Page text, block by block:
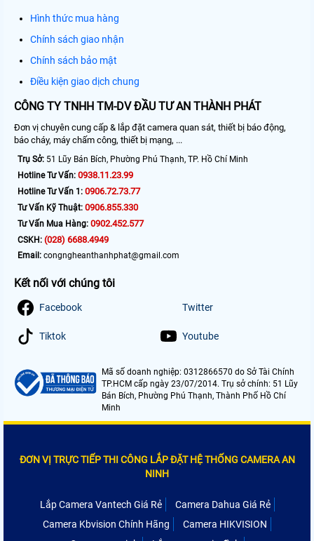
Hình thức mua hàng
Chính sách giao nhận
Chính sách bảo mật
Điều kiện giao dịch chung
CÔNG TY TNHH TM-DV ĐẦU TƯ AN THÀNH PHÁT
Đơn vị chuyên cung cấp & lắp đặt camera quan sát, thiết bị báo động,
báo cháy, máy chấm công, thiết bị mạng, ...
Trụ Sở: 51 Lũy Bán Bích, Phường Phú Thạnh, TP. Hồ Chí Minh
Hotline Tư Vấn: 0938.11.23.99
Hotline Tư Vấn 1: 0906.72.73.77
Tư Vấn Kỹ Thuật: 0906.855.330
Tư Vấn Mua Hàng: 0902.452.577
CSKH: (028) 6688.4949
Email: congngheanthanhphat@gmail.com
Kết nối với chúng tôi
Facebook Twitter
Tiktok Youtube
Mã số doanh nghiệp: 0312866570 do Sở Tài Chính
TP.HCM cấp ngày 23/07/2014. Trụ sở chính: 51 Lũy
Bán Bích, Phường Phú Thạnh, Thành Phố Hồ Chí
Minh
ĐƠN VỊ TRỰC TIẾP THI CÔNG LẮP ĐẶT HỆ THỐNG CAMERA AN
NINH
Lắp Camera Vantech Giá Rẻ
Camera Dahua Giá Rẻ
Camera Kbvision Chính Hãng
Camera HIKVISION